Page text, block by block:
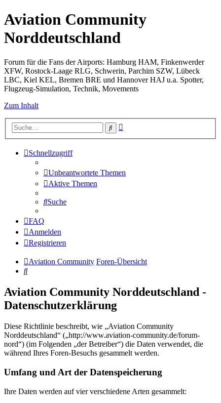
Aviation Community
Norddeutschland
Forum für die Fans der Airports: Hamburg HAM, Finkenwerder
XFW, Rostock-Laage RLG, Schwerin, Parchim SZW, Lübeck
LBC, Kiel KEL, Bremen BRE und Hannover HAJ u.a. Spotter,
Flugzeug-Simulation, Technik, Movements
Zum Inhalt
Suche
Schnellzugriff
Unbeantwortete Themen
Aktive Themen
Suche
FAQ
Anmelden
Registrieren
Aviation Community Foren-Übersicht
Suche
Aviation Community Norddeutschland -
Datenschutzerklärung
Diese Richtlinie beschreibt, wie „Aviation Community
Norddeutschland“ („http://www.aviation-community.de/forum-
nord“) (im Folgenden „der Betreiber“) die Daten verwendet, die
während Ihres Foren-Besuchs gesammelt werden.
Umfang und Art der Datenspeicherung
Ihre Daten werden auf vier verschiedene Arten gesammelt: